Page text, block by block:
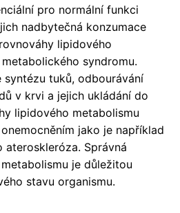
pro normální funkci
nadbytečná konzumace
lipidového
syndromu.
syntézu tuků, odbourávání
v krvi a jejich ukládání do
lipidového metabolismu
jako je například
ateroskleróza. Správná
je důležitou
stavu organismu.